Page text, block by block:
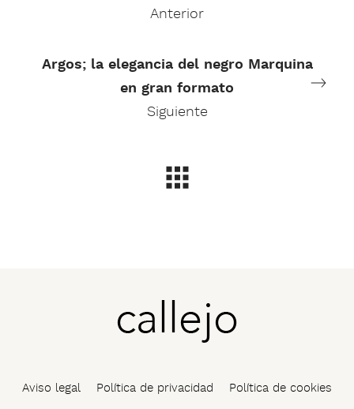
Anterior
Argos; la elegancia del negro Marquina
en gran formato
Siguiente
Aviso legal Política de privacidad Política de cookies